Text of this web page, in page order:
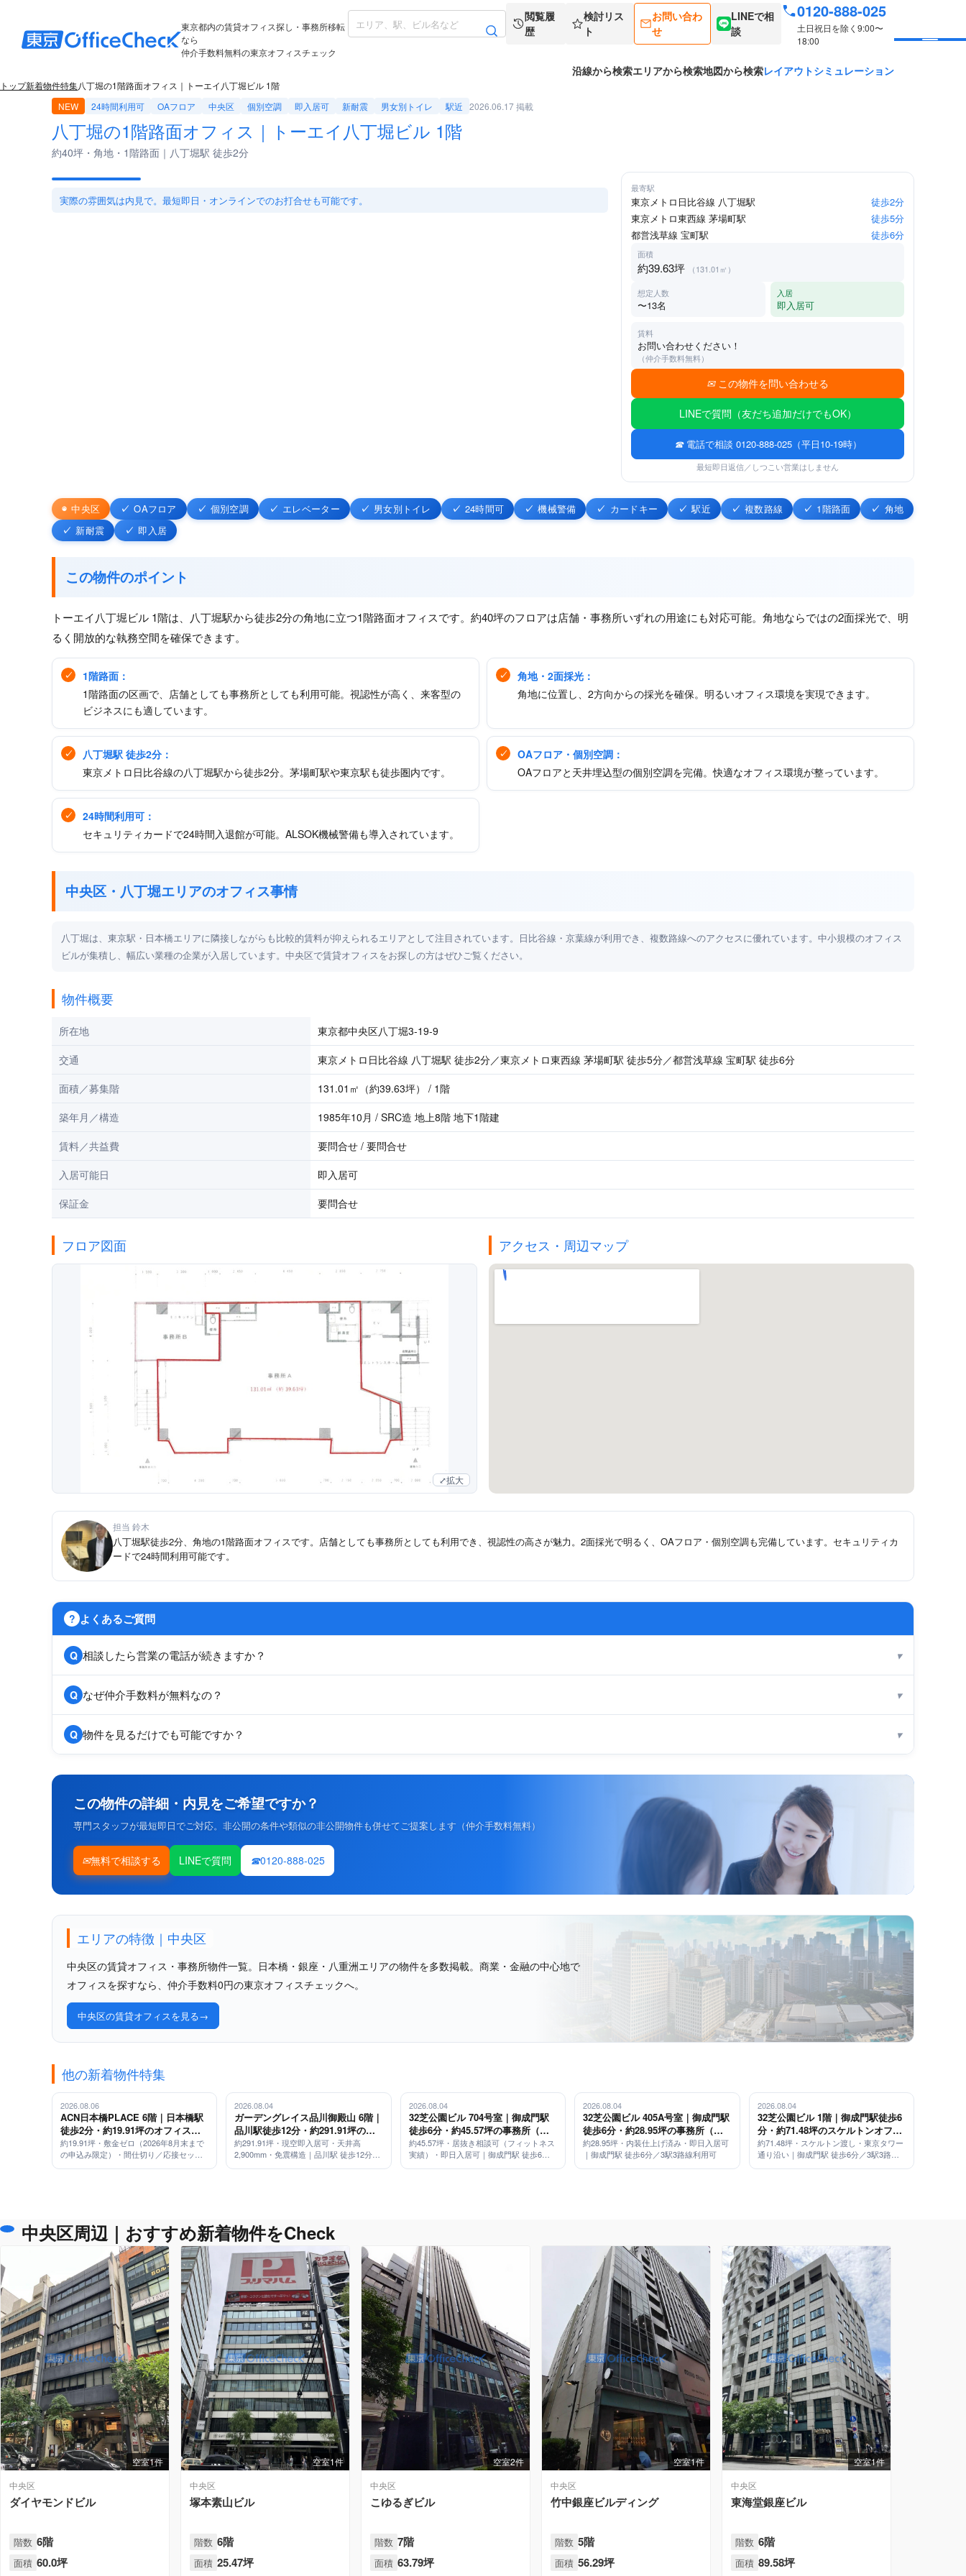
東京都内の賃貸オフィス探し・事務所移転
なら
仲介手数料無料の東京オフィスチェック
閲覧履
歴
検討リス
ト
お問い合わ
せ
LINEで相
談
0120-888-025
土日祝日を除く9:00〜
18:00
沿線から検索エリアから検索地図から検索レイアウトシミュレーション
トップ新着物件特集八丁堀の1階路面オフィス｜トーエイ八丁堀ビル 1階
NEW
24時間利用可 OAフロア 中央区 個別空調 即入居可 新耐震 男女別トイレ 駅近 2026.06.17 掲載
八丁堀の1階路面オフィス｜トーエイ八丁堀ビル 1階
約40坪・角地・1階路面｜八丁堀駅 徒歩2分
実際の雰囲気は内見で。最短即日・オンラインでのお打合せも可能です。
最寄駅
東京メトロ日比谷線 八丁堀駅
徒歩2分
東京メトロ東西線 茅場町駅
徒歩5分
都営浅草線 宝町駅
徒歩6分
面積
約39.63坪 （131.01㎡）
想定人数
〜13名
入居
即入居可
賃料
お問い合わせください！
（仲介手数料無料）
この物件を問い合わせる
LINEで質問（友だち追加だけでもOK）
電話で相談 0120-888-025（平日10-19時）
最短即日返信／しつこい営業はしません
中央区 OAフロア 個別空調 エレベーター 男女別トイレ 24時間可 機械警備 カードキー 駅近 複数路線 1階路面
角地
新耐震
即入居
この物件のポイント
トーエイ八丁堀ビル 1階は、八丁堀駅から徒歩2分の角地に立つ1階路面オフィスです。約40坪のフロアは店舗・事務所いずれの用途にも対応可能。角地ならではの2面採光で、明
るく開放的な執務空間を確保できます。
1階路面：
1階路面の区画で、店舗としても事務所としても利用可能。視認性が高く、来客型の
ビジネスにも適しています。
角地・2面採光：
角地に位置し、2方向からの採光を確保。明るいオフィス環境を実現できます。
八丁堀駅 徒歩2分：
東京メトロ日比谷線の八丁堀駅から徒歩2分。茅場町駅や東京駅も徒歩圏内です。
OAフロア・個別空調：
OAフロアと天井埋込型の個別空調を完備。快適なオフィス環境が整っています。
24時間利用可：
セキュリティカードで24時間入退館が可能。ALSOK機械警備も導入されています。
中央区・八丁堀エリアのオフィス事情
八丁堀は、東京駅・日本橋エリアに隣接しながらも比較的賃料が抑えられるエリアとして注目されています。日比谷線・京葉線が利用でき、複数路線へのアクセスに優れています。中小規模のオフィス
ビルが集積し、幅広い業種の企業が入居しています。中央区で賃貸オフィスをお探しの方はぜひご覧ください。
物件概要
所在地
東京都中央区八丁堀3-19-9
交通
東京メトロ日比谷線 八丁堀駅 徒歩2分／東京メトロ東西線 茅場町駅 徒歩5分／都営浅草線 宝町駅 徒歩6分
面積／募集階
131.01㎡（約39.63坪） / 1階
築年月／構造
1985年10月 / SRC造 地上8階 地下1階建
賃料／共益費
要問合せ / 要問合せ
入居可能日
即入居可
保証金
要問合せ
フロア図面
拡大
アクセス・周辺マップ
担当 鈴木
八丁堀駅徒歩2分、角地の1階路面オフィスです。店舗としても事務所としても利用でき、視認性の高さが魅力。2面採光で明るく、OAフロア・個別空調も完備しています。セキュリティカ
ードで24時間利用可能です。
? よくあるご質問
Q 相談したら営業の電話が続きますか？
Q なぜ仲介手数料が無料なの？
Q 物件を見るだけでも可能ですか？
この物件の詳細・内見をご希望ですか？
専門スタッフが最短即日でご対応。非公開の条件や類似の非公開物件も併せてご提案します（仲介手数料無料）
無料で相談する LINEで質問 0120-888-025
エリアの特徴｜中央区
中央区の賃貸オフィス・事務所物件一覧。日本橋・銀座・八重洲エリアの物件を多数掲載。商業・金融の中心地で
オフィスを探すなら、仲介手数料0円の東京オフィスチェックへ。
中央区の賃貸オフィスを見る
他の新着物件特集
2026.08.06
ACN日本橋PLACE 6階｜日本橋駅
徒歩2分・約19.91坪のオフィス
（敷金ゼロ／2026年8月末申込み限
定・応接セット付）
約19.91坪・敷金ゼロ（2026年8月末まで
の申込み限定）・間仕切り／応接セット
2026.08.04
ガーデングレイス品川御殿山 6階｜
品川駅徒歩12分・約291.91坪の大
型オフィス（天井高2,900mm・免
震構造）
約291.91坪・現空即入居可・天井高
2,900mm・免震構造｜品川駅 徒歩12分／
2026.08.04
32芝公園ビル 704号室｜御成門駅
徒歩6分・約45.57坪の事務所（居
抜き相談可）
約45.57坪・居抜き相談可（フィットネス
実績）・即日入居可｜御成門駅 徒歩6分
2026.08.04
32芝公園ビル 405A号室｜御成門駅
徒歩6分・約28.95坪の事務所（内
装仕上げ済み・即日入居可）
約28.95坪・内装仕上げ済み・即日入居可
｜御成門駅 徒歩6分／3駅3路線利用可
2026.08.04
32芝公園ビル 1階｜御成門駅徒歩6
分・約71.48坪のスケルトンオフィ
ス（東京タワー通り沿い）
約71.48坪・スケルトン渡し・東京タワー
通り沿い｜御成門駅 徒歩6分／3駅3路線
中央区周辺｜おすすめ新着物件をCheck
空室1件
中央区
ダイヤモンドビル
階数 6階
面積 60.0坪
空室1件
中央区
塚本素山ビル
階数 6階
面積 25.47坪
空室2件
中央区
こゆるぎビル
階数 7階
面積 63.79坪
空室1件
中央区
竹中銀座ビルディング
階数 5階
面積 56.29坪
空室1件
中央区
東海堂銀座ビル
階数 6階
面積 89.58坪